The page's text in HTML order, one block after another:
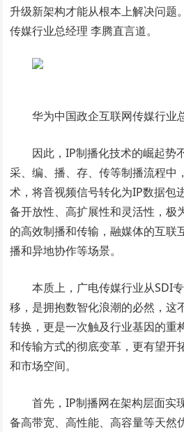
升级新架构才能从根本上解决问题
传媒行业总经理 李腾直言道。
华为中国政企互联网传媒行业
因此，IP制播化技术的崛起势
采、编、播、存、传等制播流程中
术，将音视频信号转化为IP数据包
备开放性、高扩展性和灵活性，极
的高效制播和传输，融媒体的互联
播和异地协作等场景。
本质上，广电传媒行业从SDI
移，是拥抱数智化浪潮的必然，这
转换，更是一次触及行业基因的重
和传输方式的彻底变革，更有望开
和市场空间。
首先，IP制播网在架构层面实
备高带宽、高性能、高容量等天然